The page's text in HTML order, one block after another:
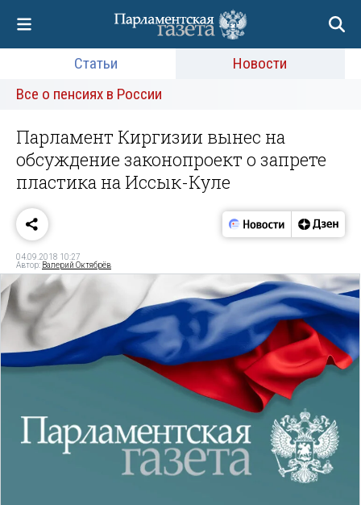
Статьи
Новости
Все о пенсиях в России
Парламент Киргизии вынес на
обсуждение законопроект о запрете
пластика на Иссык-Куле
04.09.2018 10:27
Автор: Валерий Октябрёв